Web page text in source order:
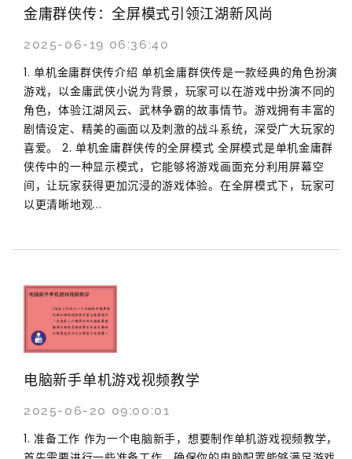
金庸群侠传：全屏模式引领江湖新风尚
2025-06-19 06:36:40
1. 单机金庸群侠传介绍 单机金庸群侠传是一款经典的角色扮演
游戏，以金庸武侠小说为背景，玩家可以在游戏中扮演不同的
角色，体验江湖风云、武林争霸的故事情节。游戏拥有丰富的
剧情设定、精美的画面以及刺激的战斗系统，深受广大玩家的
喜爱。 2. 单机金庸群侠传的全屏模式 全屏模式是单机金庸群
侠传中的一种显示模式，它能够将游戏画面充分利用屏幕空
间，让玩家获得更加沉浸的游戏体验。在全屏模式下，玩家可
以更清晰地观...
电脑新手单机游戏视频教学
2025-06-20 09:00:01
1. 准备工作 作为一个电脑新手，想要制作单机游戏视频教学，